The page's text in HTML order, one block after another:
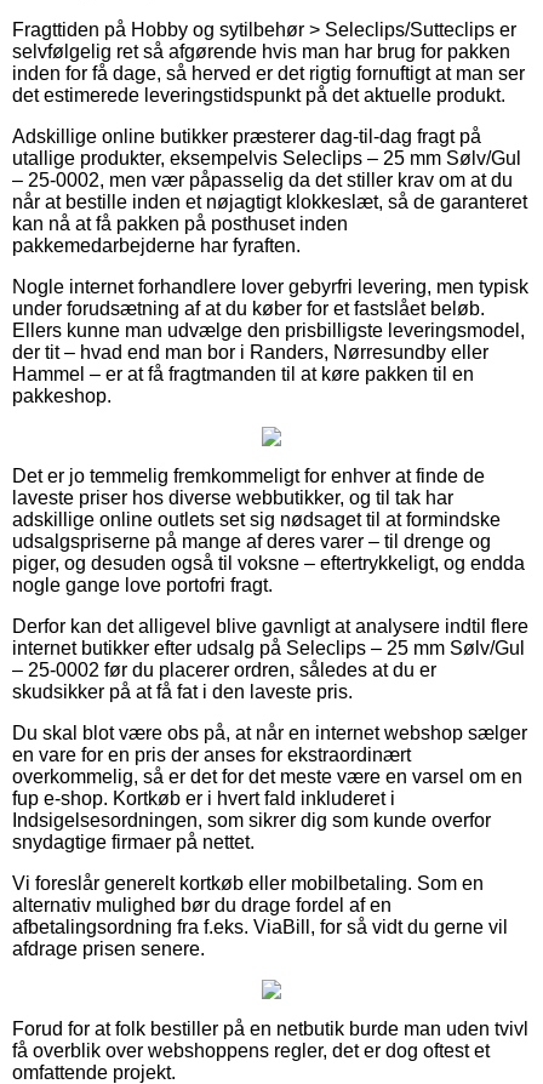
Fragttiden på Hobby og sytilbehør > Seleclips/Sutteclips er
selvfølgelig ret så afgørende hvis man har brug for pakken
inden for få dage, så herved er det rigtig fornuftigt at man ser
det estimerede leveringstidspunkt på det aktuelle produkt.
Adskillige online butikker præsterer dag-til-dag fragt på
utallige produkter, eksempelvis Seleclips – 25 mm Sølv/Gul
– 25-0002, men vær påpasselig da det stiller krav om at du
når at bestille inden et nøjagtigt klokkeslæt, så de garanteret
kan nå at få pakken på posthuset inden
pakkemedarbejderne har fyraften.
Nogle internet forhandlere lover gebyrfri levering, men typisk
under forudsætning af at du køber for et fastslået beløb.
Ellers kunne man udvælge den prisbilligste leveringsmodel,
der tit – hvad end man bor i Randers, Nørresundby eller
Hammel – er at få fragtmanden til at køre pakken til en
pakkeshop.
Det er jo temmelig fremkommeligt for enhver at finde de
laveste priser hos diverse webbutikker, og til tak har
adskillige online outlets set sig nødsaget til at formindske
udsalgspriserne på mange af deres varer – til drenge og
piger, og desuden også til voksne – eftertrykkeligt, og endda
nogle gange love portofri fragt.
Derfor kan det alligevel blive gavnligt at analysere indtil flere
internet butikker efter udsalg på Seleclips – 25 mm Sølv/Gul
– 25-0002 før du placerer ordren, således at du er
skudsikker på at få fat i den laveste pris.
Du skal blot være obs på, at når en internet webshop sælger
en vare for en pris der anses for ekstraordinært
overkommelig, så er det for det meste være en varsel om en
fup e-shop. Kortkøb er i hvert fald inkluderet i
Indsigelsesordningen, som sikrer dig som kunde overfor
snydagtige firmaer på nettet.
Vi foreslår generelt kortkøb eller mobilbetaling. Som en
alternativ mulighed bør du drage fordel af en
afbetalingsordning fra f.eks. ViaBill, for så vidt du gerne vil
afdrage prisen senere.
Forud for at folk bestiller på en netbutik burde man uden tvivl
få overblik over webshoppens regler, det er dog oftest et
omfattende projekt.